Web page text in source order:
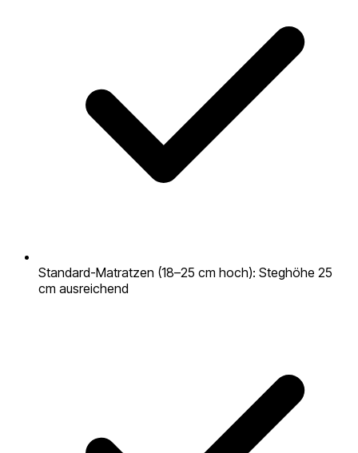
Standard-Matratzen (18–25 cm hoch): Steghöhe 25
cm ausreichend